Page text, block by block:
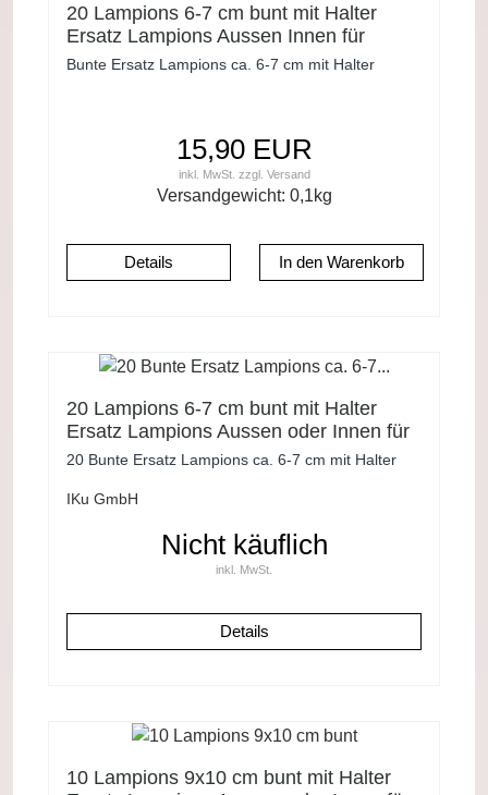
20 Lampions 6-7 cm bunt mit Halter
Ersatz Lampions Aussen Innen für
Lichterkette
Bunte Ersatz Lampions ca. 6-7 cm mit Halter
15,90 EUR
inkl. MwSt. zzgl. Versand
Versandgewicht: 0,1kg
Details
20 Lampions 6-7 cm bunt mit Halter
Ersatz Lampions Aussen oder Innen für
Lichterkette
20 Bunte Ersatz Lampions ca. 6-7 cm mit Halter
IKu GmbH
Nicht käuflich
inkl. MwSt.
Details
10 Lampions 9x10 cm bunt mit Halter